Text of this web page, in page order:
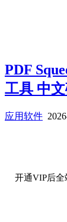
PDF
工具 中
应用软件
开通VIP后